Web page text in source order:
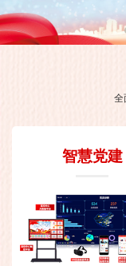
全
智慧党建